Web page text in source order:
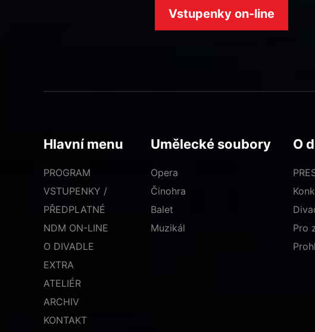
Vstupenky on-line
Hlavní menu
PROGRAM
VSTUPENKY /
PŘEDPLATNÉ
NDM ON-LINE
O DIVADLE
EXTRA
ATELIÉR
ARCHIV
KONTAKT
Umělecké soubory
Opera
Činohra
Balet
Muzikál
O
Pro